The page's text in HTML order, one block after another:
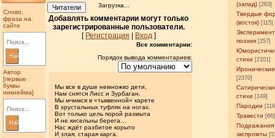
Слово,
фраза на
сайте
Найти
Автор
[первые
буквы
никнейма]
Найти
(запад) [263]
Твердые
(восток) [115]
поэзия [257]
стихи [2101]
[2370]
стихи [149]
Пародии
Травести [66]
Подражания
экспромты
Читатели Загрузка...
Добавлять комментарии могут только
зарегистрированные пользователи.
[ Регистрация Вход]
Все комментарии:
Порядок вывода комментариев:
Мы все в душе немножко дети,
Нам снятся Лисс и Зурбаган.
Мы мчимся в «тыквенной» карете
В хрустальных туфлях на ногах.
Вот только цель порой размыта
И не кисельны берега…
Нас ждёт разбитое корыто
И злая, старая карга.